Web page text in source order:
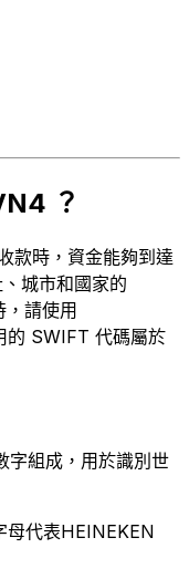
？
款時，資金能夠到達
城市和國家的
請使用
SWIFT 代碼屬於
字組成，用於識別世
母代表HEINEKEN